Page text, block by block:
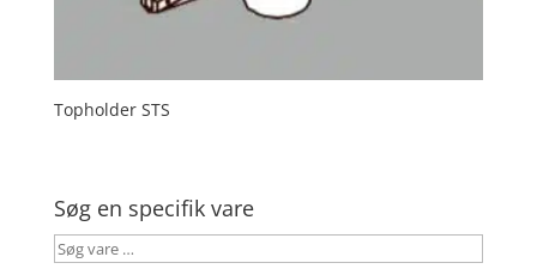
Topholder STS
Søg en specifik vare
Søg